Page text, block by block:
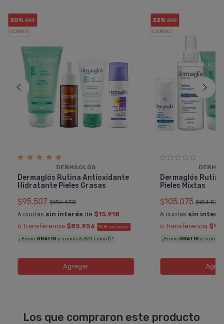
30% OFF
COMBO
DERMAGLÓS
Dermaglós Rutina Antioxidante
Hidratante Pieles Grasas
$95.507 $136.438
6 cuotas sin interés de $15.918
ó Transferencia $85.956 10% EXTRA OFF
¡ Envío GRATIS y sumás 5.320 Leloir$ !
Agregar
32% OFF
COMBO
Dermaglós
Pieles Mixtas
$105.075 $154.522
6 cuotas sin
ó Transferencia
¡ Envío GRATIS y sumás
Los que compraron este producto